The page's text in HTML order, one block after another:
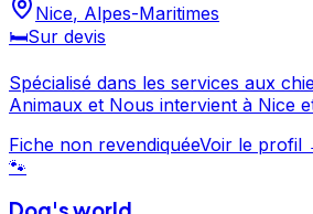
Nice, Alpes-Maritimes
🛏️Sur devis
Spécialisé dans les services aux
Animaux et Nous intervient à Nice
directement depuis sa fiche. Educ Canin Animaux et
Nous est un professionnel du
Fiche non revendiquéeVoir le profil
🐾